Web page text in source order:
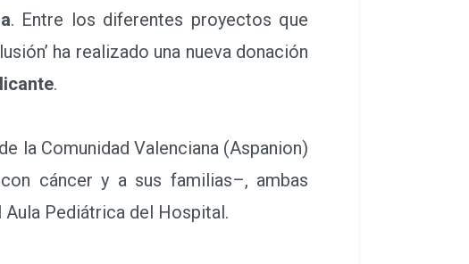
. Entre los diferentes proyectos que
ha realizado una nueva donación
.
la Comunidad Valenciana (Aspanion)
cáncer y a sus familias–, ambas
Pediátrica del Hospital.